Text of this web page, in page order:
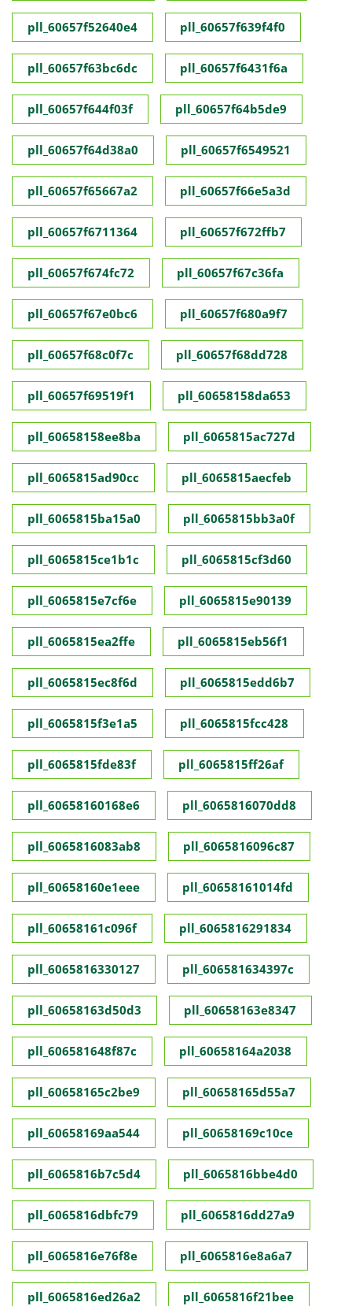
pll_60657f52640e4 pll_60657f639f4f0
pll_60657f63bc6dc pll_60657f6431f6a
pll_60657f644f03f pll_60657f64b5de9
pll_60657f64d38a0 pll_60657f6549521
pll_60657f65667a2 pll_60657f66e5a3d
pll_60657f6711364 pll_60657f672ffb7
pll_60657f674fc72 pll_60657f67c36fa
pll_60657f67e0bc6 pll_60657f680a9f7
pll_60657f68c0f7c pll_60657f68dd728
pll_60657f69519f1 pll_60658158da653
pll_60658158ee8ba pll_6065815ac727d
pll_6065815ad90cc pll_6065815aecfeb
pll_6065815ba15a0 pll_6065815bb3a0f
pll_6065815ce1b1c pll_6065815cf3d60
pll_6065815e7cf6e pll_6065815e90139
pll_6065815ea2ffe pll_6065815eb56f1
pll_6065815ec8f6d pll_6065815edd6b7
pll_6065815f3e1a5 pll_6065815fcc428
pll_6065815fde83f pll_6065815ff26af
pll_60658160168e6 pll_6065816070dd8
pll_6065816083ab8 pll_6065816096c87
pll_60658160e1eee pll_60658161014fd
pll_60658161c096f pll_6065816291834
pll_6065816330127 pll_606581634397c
pll_60658163d50d3 pll_60658163e8347
pll_606581648f87c pll_60658164a2038
pll_60658165c2be9 pll_60658165d55a7
pll_60658169aa544 pll_60658169c10ce
pll_6065816b7c5d4 pll_6065816bbe4d0
pll_6065816dbfc79 pll_6065816dd27a9
pll_6065816e76f8e pll_6065816e8a6a7
pll_6065816ed26a2 pll_6065816f21bee